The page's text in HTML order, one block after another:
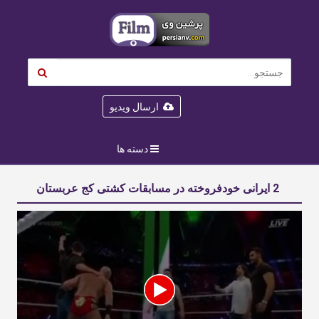
ارسال ویدیو
دسته ها
2 ایرانی خودفروخته در مسابقات کشتی کج عربستان